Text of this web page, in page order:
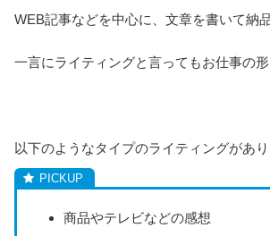
WEB記事などを中心に、文章を書いて納
一言にライティングと言ってもお仕事の形
以下のようなタイプのライティングがあり
商品やテレビなどの感想